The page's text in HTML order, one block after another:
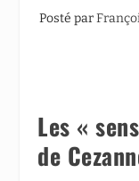
Posté par
Les «
de